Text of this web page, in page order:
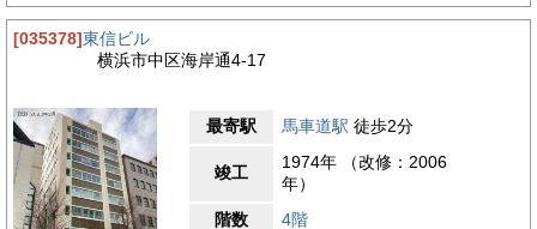
駅からの距離
設備
エントランス
[035378]東信ビル
横浜市中区海岸通4-17
最寄駅 馬車道駅 徒歩2分
竣工
1974年 （改修：2006
年）
階数
4階